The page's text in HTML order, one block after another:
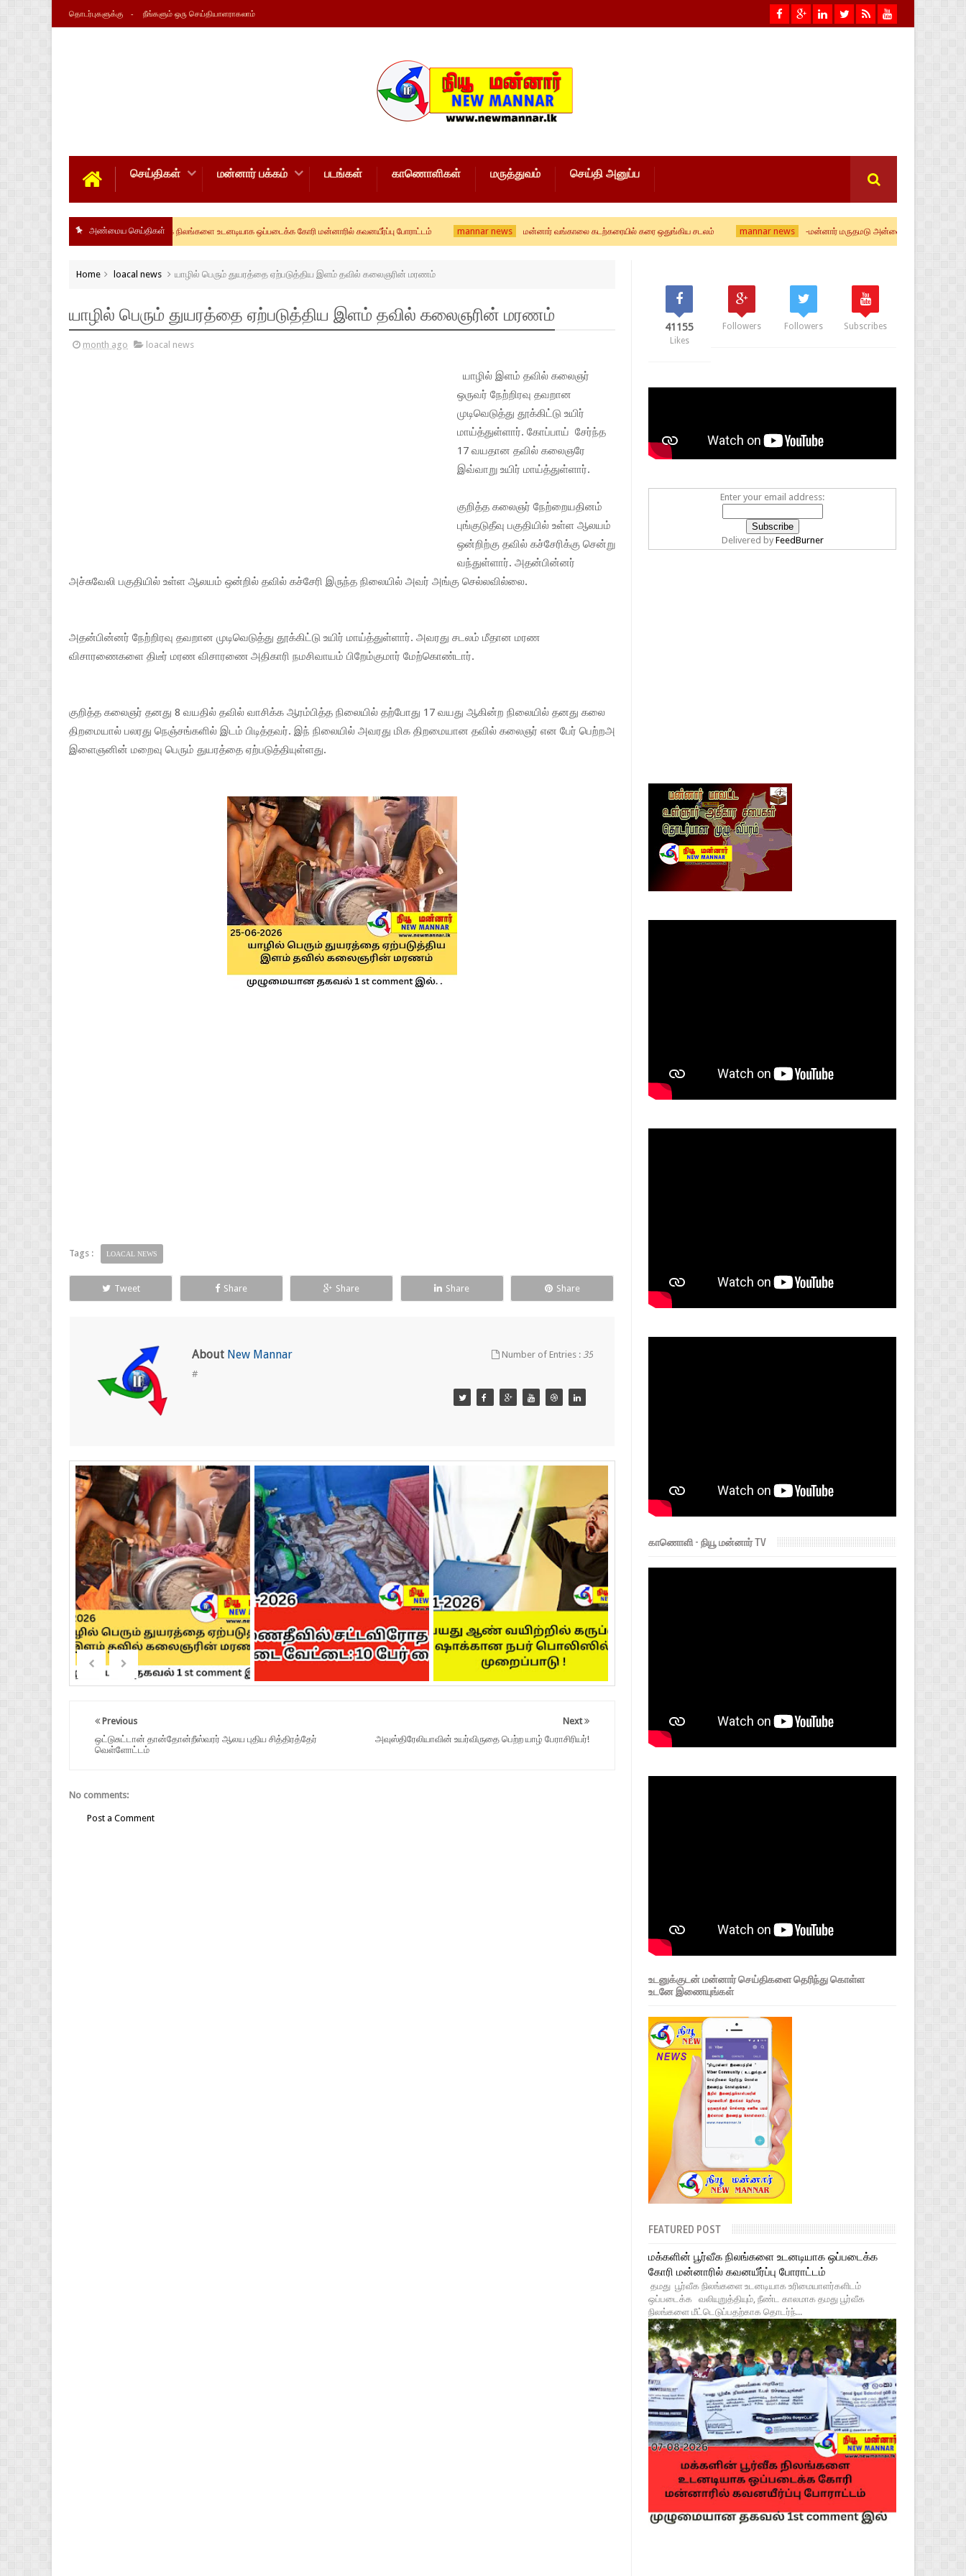
தொடர்புகளுக்கு நீங்களும் ஒரு செய்தியாளராகலாம்
செய்திகள் மன்னார் பக்கம் படங்கள் காணொளிகள் மருத்துவம் செய்தி அனுப்ப
அண்மைய செய்திகள்
மக்களின் பூர்வீக நிலங்களை உடனடியாக ஒப்படைக்க கோரி மன்னாரில் கவனயீர்ப்பு போராட்டம் mannar news மன்னார் வங்காலை கடற்கரையில் கரை ஒதுங்கிய சடலம் mannar news -மன்னார் மருதமடு அன்னையின் ஆவணித் திருவிழா
Home loacal news யாழில் பெரும் துயரத்தை ஏற்படுத்திய இளம் தவில் கலைஞரின் மரணம்
யாழில் பெரும் துயரத்தை ஏற்படுத்திய இளம் தவில் கலைஞரின் மரணம்
month ago loacal news
யாழில் இளம் தவில் கலைஞர்
ஒருவர் நேற்றிரவு தவறான
முடிவெடுத்து தூக்கிட்டு உயிர்
மாய்த்துள்ளார். கோப்பாய் சேர்ந்த
17 வயதான தவில் கலைஞரே
இவ்வாறு உயிர் மாய்த்துள்ளார்.
குறித்த கலைஞர் நேற்றையதினம்
புங்குடுதீவு பகுதியில் உள்ள ஆலயம்
ஒன்றிற்கு தவில் கச்சேரிக்கு சென்று
வந்துள்ளார். அதன்பின்னர்
அச்சுவேலி பகுதியில் உள்ள ஆலயம் ஒன்றில் தவில் கச்சேரி இருந்த நிலையில் அவர் அங்கு செல்லவில்லை.
அதன்பின்னர் நேற்றிரவு தவறான முடிவெடுத்து தூக்கிட்டு உயிர் மாய்த்துள்ளார். அவரது சடலம் மீதான மரண
விசாரணைகளை திடீர் மரண விசாரணை அதிகாரி நமசிவாயம் பிறேம்குமார் மேற்கொண்டார்.
குறித்த கலைஞர் தனது 8 வயதில் தவில் வாசிக்க ஆரம்பித்த நிலையில் தற்போது 17 வயது ஆகின்ற நிலையில் தனது கலை
திறமையால் பலரது நெஞ்சங்களில் இடம் பிடித்தவர். இந் நிலையில் அவரது மிக திறமையான தவில் கலைஞர் என பேர் பெற்றஅ
இளைஞனின் மறைவு பெரும் துயரத்தை ஏற்படுத்தியுள்ளது.
Tags : LOACAL NEWS
Tweet Share Share Share Share
About New Mannar Number of Entries :35
#
Next
அவுஸ்திரேலியாவின் உயர்விருதை பெற்ற யாழ் பேராசிரியர்!
Previous
ஒட்டுசுட்டான் தான்தோன்றீஸ்வரர் ஆலய புதிய சித்திரத்தேர்
வெள்ளோட்டம்
No comments:
Post a Comment
41155
Likes
Followers Followers Subscribes
Enter your email address:
Delivered by FeedBurner
காணொளி - நியூ மன்னார் TV
உடனுக்குடன் மன்னார் செய்திகளை தெரிந்து கொள்ள
உடனே இணையுங்கள்
FEATURED POST
மக்களின் பூர்வீக நிலங்களை உடனடியாக ஒப்படைக்க
கோரி மன்னாரில் கவனயீர்ப்பு போராட்டம்
தமது பூர்வீக நிலங்களை உடனடியாக உரிமையாளர்களிடம்
ஒப்படைக்க வலியுறுத்தியும், நீண்ட காலமாக தமது பூர்வீக
நிலங்களை மீட்டெடுப்பதற்காக தொடர்ந்...